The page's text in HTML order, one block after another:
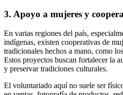
3. Apoyo a mujeres y
En varias regiones del país,
indígenas, existen cooperativas de
tradicionales hechos a mano, como
Estos proyectos buscan fortalecer la
y preservar tradiciones culturales.
El voluntariado aquí no suele ser